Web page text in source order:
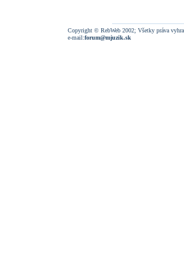
Copyright © RebWeb 2002; Všetky práva
e-mail:forum@mjuzik.sk